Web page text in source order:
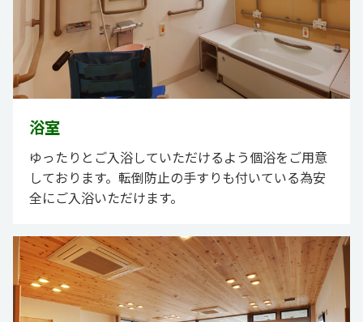
浴室
ゆったりとご入浴していただけるよう個浴をご用意
しております。転倒防止の手すりも付いている為安
全にご入浴いただけます。